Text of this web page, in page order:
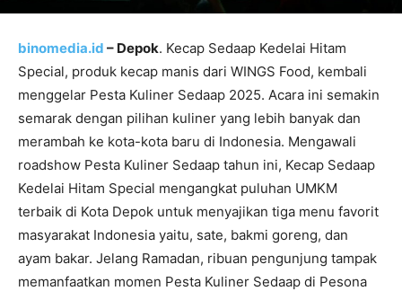
binomedia.id – Depok. Kecap Sedaap Kedelai Hitam
Special, produk kecap manis dari WINGS Food, kembali
menggelar Pesta Kuliner Sedaap 2025. Acara ini semakin
semarak dengan pilihan kuliner yang lebih banyak dan
merambah ke kota-kota baru di Indonesia. Mengawali
roadshow Pesta Kuliner Sedaap tahun ini, Kecap Sedaap
Kedelai Hitam Special mengangkat puluhan UMKM
terbaik di Kota Depok untuk menyajikan tiga menu favorit
masyarakat Indonesia yaitu, sate, bakmi goreng, dan
ayam bakar. Jelang Ramadan, ribuan pengunjung tampak
memanfaatkan momen Pesta Kuliner Sedaap di Pesona